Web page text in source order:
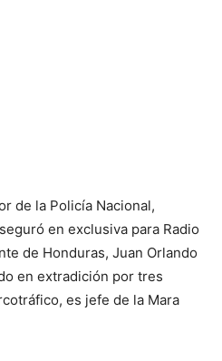
de la Policía Nacional,
en exclusiva para Radio
de Honduras, Juan Orlando
en extradición por tres
es jefe de la Mara